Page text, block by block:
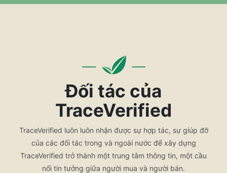
Đối tác của
TraceVerified
TraceVerified luôn luôn nhận được sự hợp tác, sự giúp đỡ
của các đối tác trong và ngoài nước để xây dựng
TraceVerified trở thành một trung tâm thông tin, một cầu
nối tin tưởng giữa người mua và người bán.